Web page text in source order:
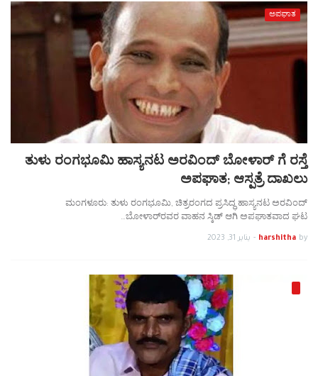
ಅಪಘಾತ
ತುಳು ರಂಗಭೂಮಿ ಹಾಸ್ಯನಟ ಅರವಿಂದ್ ಬೋಳಾರ್ ಗೆ ರಸ್ತೆ
ಅಪಘಾತ; ಆಸ್ಪತ್ರೆ ದಾಖಲು
ಮಂಗಳೂರು: ತುಳು ರಂಗಭೂಮಿ, ಚಿತ್ರರಂಗದ ಪ್ರಸಿದ್ಧ ಹಾಸ್ಯನಟ ಅರವಿಂದ್
ಬೋಳಾರ್‌ರವರ ವಾಹನ ಸ್ಕಿಡ್ ಆಗಿ ಅಪಘಾತವಾದ ಘಟ…
by
harshitha
- يناير 31, 2023